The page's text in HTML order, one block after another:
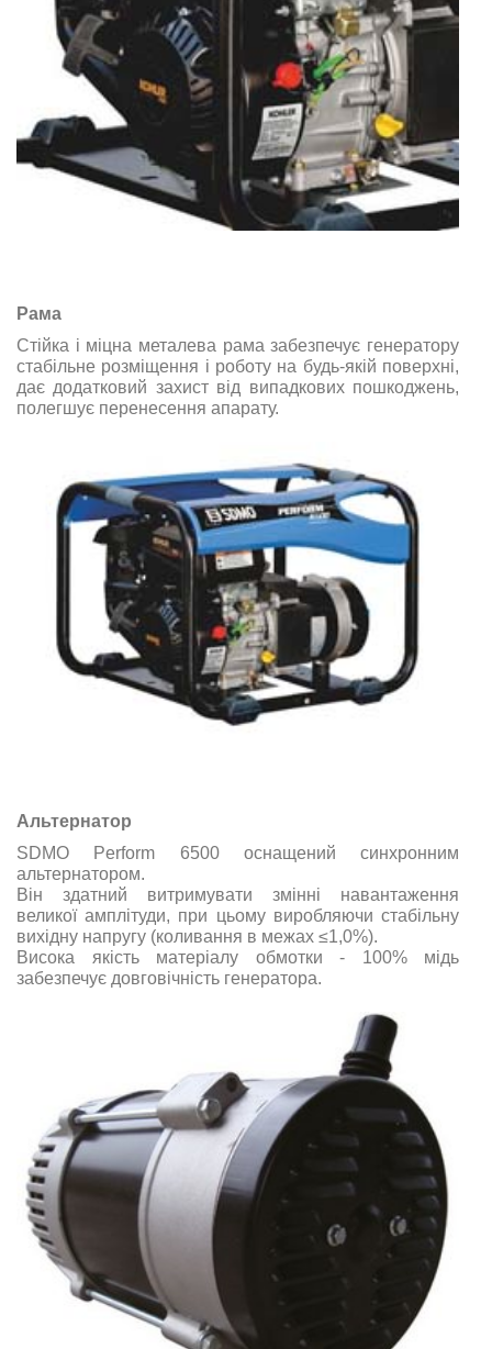
Рама
Стійка і міцна металева рама забезпечує генератору
стабільне розміщення і роботу на будь-якій поверхні,
дає додатковий захист від випадкових пошкоджень,
полегшує перенесення апарату.
Альтернатор
SDMO Perform 6500 оснащений синхронним
альтернатором.
Він здатний витримувати змінні навантаження
великої амплітуди, при цьому виробляючи стабільну
вихідну напругу (коливання в межах ≤1,0%).
Висока якість матеріалу обмотки - 100% мідь
забезпечує довговічність генератора.